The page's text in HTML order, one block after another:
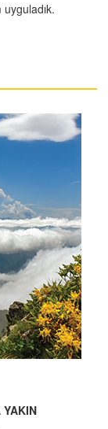
YAKIN